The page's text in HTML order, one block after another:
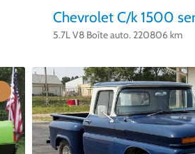
Chevrolet C/k 1500
5.7L V8 Boîte auto. 220806 km